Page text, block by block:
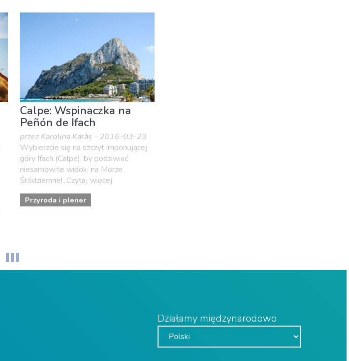
Calpe: Wspinaczka na
Peñón de Ifach
przez Karolina Karàs - 2016-03-23
Wybierzcie się na szczyt imponującej
góry Ifach (Calpe), by podziwiać
niesamowite widoki na Morze
Śródziemne!...Czytaj więcej
Przyroda i plener
Działamy międzynarodowo